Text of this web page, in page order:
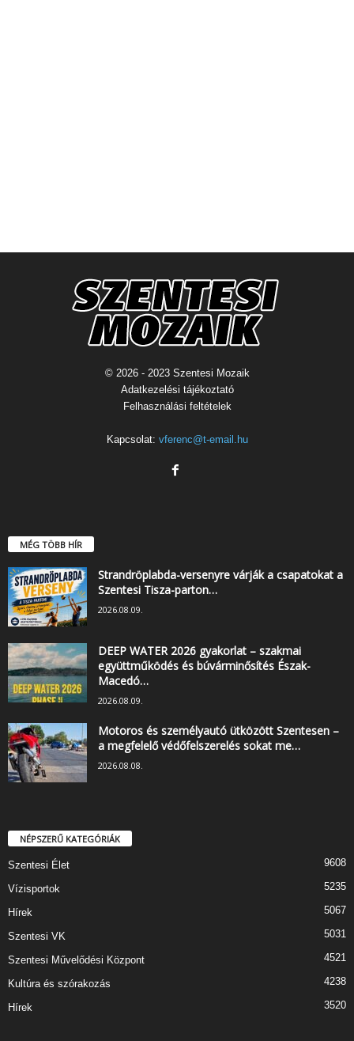
© 2026 - 2023 Szentesi Mozaik
Adatkezelési tájékoztató
Felhasználási feltételek
Kapcsolat: vferenc@t-email.hu
MÉG TÖBB HÍR
Strandröplabda-versenyre várják a csapatokat a
Szentesi Tisza-parton…
2026.08.09.
DEEP WATER 2026 gyakorlat – szakmai
együttműködés és búvárminősítés Észak-
Macedó…
2026.08.09.
Motoros és személyautó ütközött Szentesen –
a megfelelő védőfelszerelés sokat me…
2026.08.08.
NÉPSZERŰ KATEGÓRIÁK
Szentesi Élet 9608
Vízisportok 5235
Hírek 5067
Szentesi VK 5031
Szentesi Művelődési Központ 4521
Kultúra és szórakozás 4238
Hírek 3520